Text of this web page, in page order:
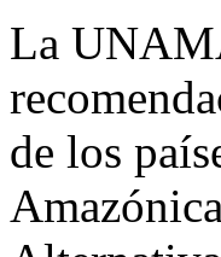
La
de los